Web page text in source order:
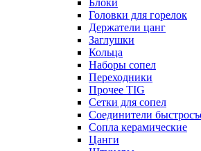
Блоки
Головки для горелок
Держатели цанг
Заглушки
Кольца
Наборы сопел
Переходники
Прочее TIG
Сетки для сопел
Соединители
Сопла керамические
Цанги